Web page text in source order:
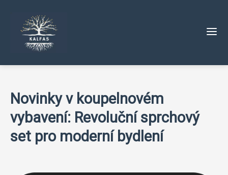
Novinky v koupelnovém
vybavení: Revoluční sprchový
set pro moderní bydlení